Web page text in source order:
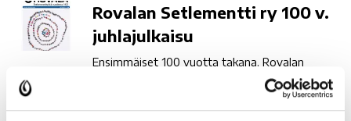
Rovalan
Setlementti
ry
v.
Rovalan Setlementti ry 100 v.
juhlajulkaisu
Ensimmäiset 100 vuotta takana. Rovalan
juhlajulkaisu 100-vuotisen taipaleen kunniaksi
nyt luettavissa https://magg.io/g53rsu/1